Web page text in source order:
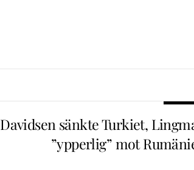
Davidsen sänkte Turkiet,
”ypperlig” mot